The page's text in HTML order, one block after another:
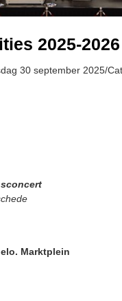
2025-2026
30 september 2025/
Marktplein